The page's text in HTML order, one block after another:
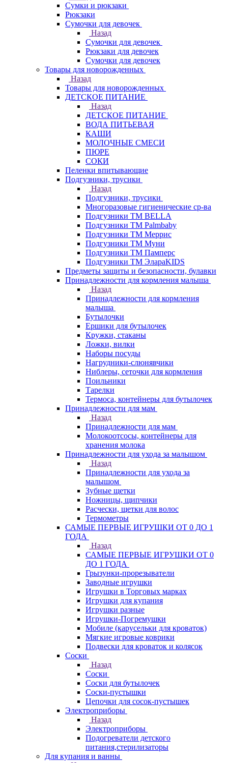
Сумки и рюкзаки
Рюкзаки
Сумочки для девочек
Назад
Сумочки для девочек
Рюкзаки для девочек
Сумочки для девочек
Товары для новорожденных
Назад
Товары для новорожденных
ДЕТСКОЕ ПИТАНИЕ
Назад
ДЕТСКОЕ ПИТАНИЕ
ВОДА ПИТЬЕВАЯ
КАШИ
МОЛОЧНЫЕ СМЕСИ
ПЮРЕ
СОКИ
Пеленки впитывающие
Подгузники, трусики
Назад
Подгузники, трусики
Многоразовые гигиенические ср-ва
Подгузники ТМ BELLA
Подгузники ТМ Palmbaby
Подгузники ТМ Меррис
Подгузники ТМ Муни
Подгузники ТМ Памперс
Подгузники ТМ ЭлараKIDS
Предметы защиты и безопасности, булавки
Принадлежности для кормления малыша
Назад
Принадлежности для кормления
малыша
Бутылочки
Ершики для бутылочек
Кружки, стаканы
Ложки, вилки
Наборы посуды
Нагрудники-слюнявчики
Ниблеры, сеточки для кормления
Поильники
Тарелки
Термоса, контейнеры для бутылочек
Принадлежности для мам
Назад
Принадлежности для мам
Молокоотсосы, контейнеры для
хранения молока
Принадлежности для ухода за малышом
Назад
Принадлежности для ухода за
малышом
Зубные щетки
Ножницы, щипчики
Расчески, щетки для волос
Термометры
САМЫЕ ПЕРВЫЕ ИГРУШКИ ОТ 0 ДО 1
ГОДА
Назад
САМЫЕ ПЕРВЫЕ ИГРУШКИ ОТ 0
ДО 1 ГОДА
Грызунки-прорезыватели
Заводные игрушки
Игрушки в Торговых марках
Игрушки для купания
Игрушки разные
Игрушки-Погремушки
Мобиле (карусельки для кроваток)
Мягкие игровые коврики
Подвески для кроваток и колясок
Соски
Назад
Соски
Соски для бутылочек
Соски-пустышки
Цепочки для сосок-пустышек
Электроприборы
Назад
Электроприборы
Подогреватели детского
питания,стерилизаторы
Для купания и ванны